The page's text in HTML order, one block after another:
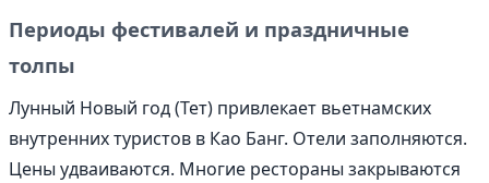
Периоды фестивалей и праздничные
толпы
Лунный Новый год (Тет) привлекает вьетнамских
внутренних туристов в Као Банг. Отели заполняются.
Цены удваиваются. Многие рестораны закрываются